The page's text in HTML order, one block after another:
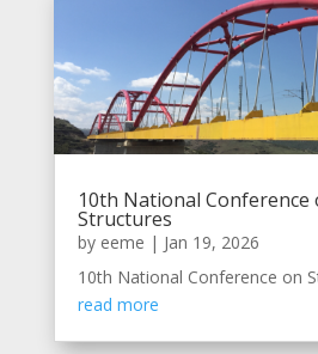
10th National Conference
Structures
by eeme | Jan 19, 2026
10th National Conference on
read more